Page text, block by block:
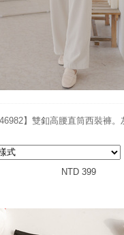
】雙釦高腰直筒西裝褲。
NTD 399